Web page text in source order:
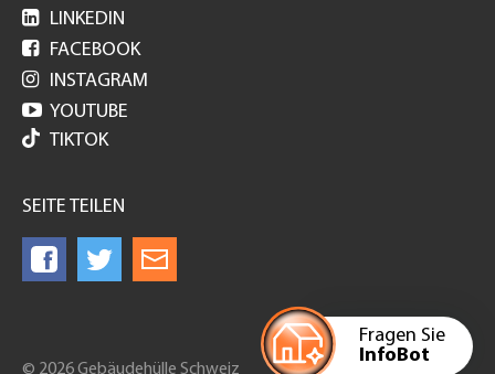
Fragen Sie
InfoBot
 LINKEDIN
 FACEBOOK
 INSTAGRAM
 YOUTUBE
TIKTOK
SEITE TEILEN
© 2026 Gebäudehülle Schweiz